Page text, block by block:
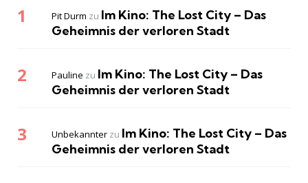
Pit Durm zu Im Kino: The Lost City – Das
Geheimnis der verloren Stadt
Pauline zu Im Kino: The Lost City – Das
Geheimnis der verloren Stadt
Unbekannter zu Im Kino: The Lost City – Das
Geheimnis der verloren Stadt